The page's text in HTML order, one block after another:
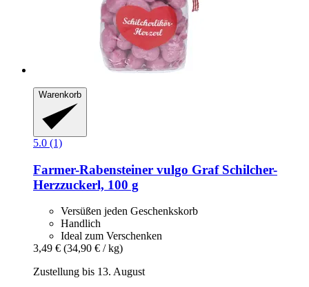
Warenkorb
5.0 (1)
Farmer-Rabensteiner vulgo GrafSchilcher-​
Herzzuckerl, 100 g
Versüßen jeden Geschenkskorb
Handlich
Ideal zum Verschenken
3,49 € (34,90 € / kg)
Zustellung bis 13. August